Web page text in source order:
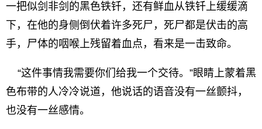
一把似剑非剑的黑色铁钎，还有鲜血从铁钎上缓缓滴
下，在他的身侧倒伏着许多死尸，死尸都是伏击的高
手，尸体的咽喉上残留着血点，看来是一击致命。
“这件事情我需要你们给我一个交待。”眼睛上蒙着黑
色布带的人冷冷说道，他说话的语音没有一丝颤抖，
也没有一丝感情。